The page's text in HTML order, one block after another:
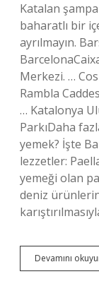
Katalan
baharatlı bir
ayrılmayın.
Merkezi. …
Rambla
… Katalonya
ParkıDaha
yemek? İşte
lezzetler:
yemeği olan
deniz
Devamını